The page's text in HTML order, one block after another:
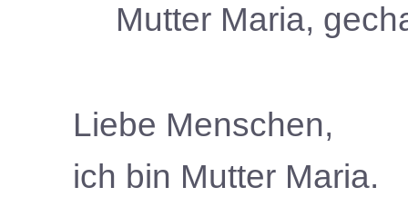
Mutter Maria,
Liebe Menschen,
ich bin Mutter Maria.